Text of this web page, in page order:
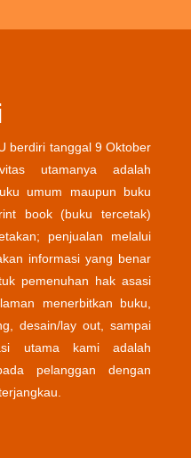
berdiri tanggal 9 Oktober
utamanya adalah
umum maupun buku
book (buku tercetak)
penjualan melalui
informasi yang benar
pemenuhan hak asasi
menerbitkan buku,
desain/lay out, sampai
utama kami adalah
pelanggan dengan